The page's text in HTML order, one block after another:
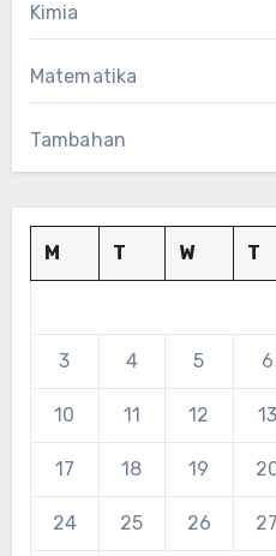
Kimia
Matematika
Tambahan
M T W T
3 4 5 6
10 11 12 13
17 18 19
24 25 26 27